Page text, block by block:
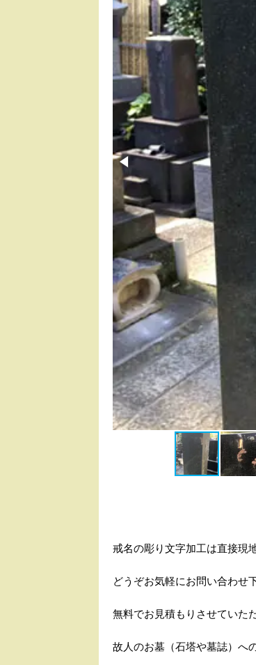
戒名の彫り文字加工は直接現
どうぞお気軽にお問い合わせ
無料でお見積もりさせていた
故人のお墓（石塔や墓誌）へ